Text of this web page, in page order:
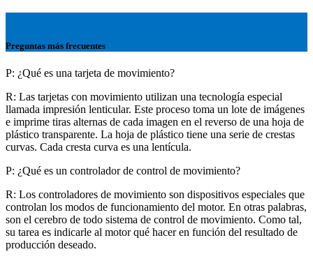
Preguntas más frecuentes
P: ¿Qué es una tarjeta de movimiento?
R: Las tarjetas con movimiento utilizan una tecnología especial
llamada impresión lenticular. Este proceso toma un lote de imágenes
e imprime tiras alternas de cada imagen en el reverso de una hoja de
plástico transparente. La hoja de plástico tiene una serie de crestas
curvas. Cada cresta curva es una lentícula.
P: ¿Qué es un controlador de control de movimiento?
R: Los controladores de movimiento son dispositivos especiales que
controlan los modos de funcionamiento del motor. En otras palabras,
son el cerebro de todo sistema de control de movimiento. Como tal,
su tarea es indicarle al motor qué hacer en función del resultado de
producción deseado.